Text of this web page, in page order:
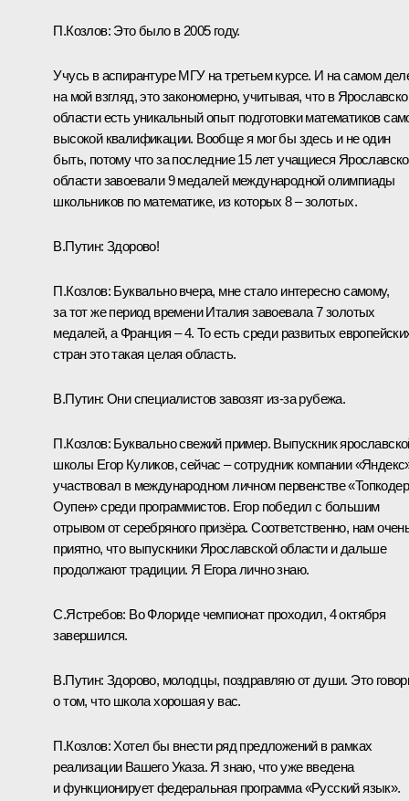
П.Козлов: Это было в 2005 году.
Учусь в аспирантуре МГУ на третьем курсе. И на самом
на мой взгляд, это закономерно, учитывая, что в
области есть уникальный опыт подготовки математиков
высокой квалификации. Вообще я мог бы здесь и не один
быть, потому что за последние 15 лет учащиеся
области завоевали 9 медалей международной олимпиады
школьников по математике, из которых 8 – золотых.
В.Путин: Здорово!
П.Козлов: Буквально вчера, мне стало интересно самому,
за тот же период времени Италия завоевала 7 золотых
медалей, а Франция – 4. То есть среди развитых
стран это такая целая область.
В.Путин: Они специалистов завозят из‑за рубежа.
П.Козлов: Буквально свежий пример. Выпускник
школы Егор Куликов, сейчас – сотрудник компании
участвовал в международном личном первенстве «Топкодер
Оупен» среди программистов. Егор победил с большим
отрывом от серебряного призёра. Соответственно, нам
приятно, что выпускники Ярославской области и дальше
продолжают традиции. Я Егора лично знаю.
С.Ястребов: Во Флориде чемпионат проходил, 4 октября
завершился.
В.Путин: Здорово, молодцы, поздравляю от души. Это
о том, что школа хорошая у вас.
П.Козлов: Хотел бы внести ряд предложений в рамках
реализации Вашего Указа. Я знаю, что уже введена
и функционирует федеральная программа «Русский язык».